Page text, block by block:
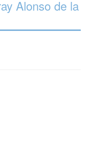
Alonso de la